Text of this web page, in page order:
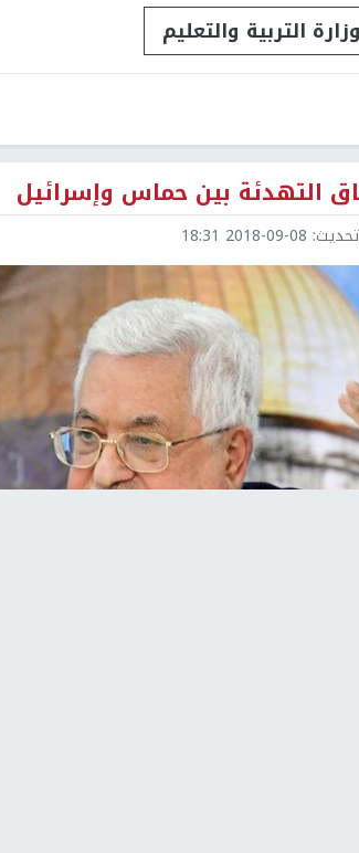
وزارة التربية والتعليم
التهدئة بين حماس وإسرائيل
2018-09-08 18:31